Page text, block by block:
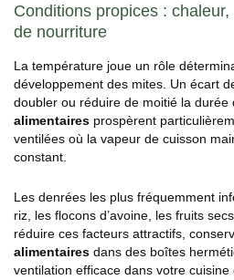
Conditions propices :
de nourriture
La température joue un rôle
développement des mites. Un écart
doubler ou réduire de moitié la durée
alimentaires prospèrent
ventilées où la vapeur de cuisson
constant.
Les denrées les plus fréquemment
riz, les flocons d’avoine, les fruits
réduire ces facteurs attractifs,
alimentaires dans des boîtes
ventilation efficace dans votre